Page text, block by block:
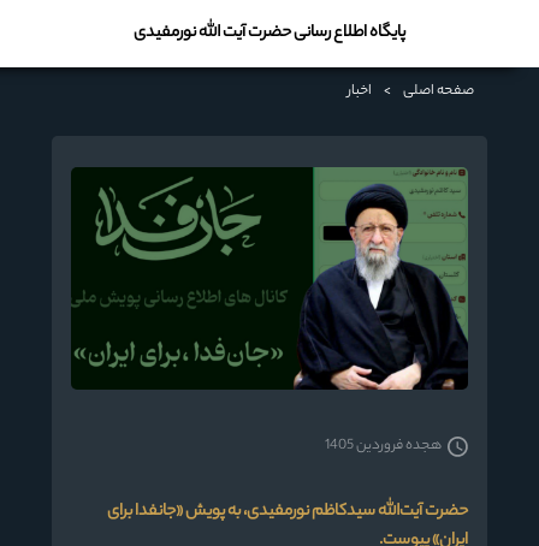
پایگاه اطلاع رسانی حضرت آیت الله نورمفیدی
صفحه اصلی > اخبار
حضرت آیت‌الله سیدکاظم نورمفیدی، به پویش «جانفدا برای
هجده فروردین 1405